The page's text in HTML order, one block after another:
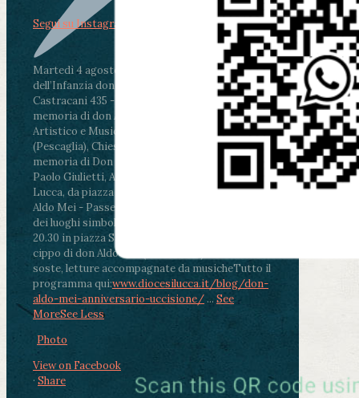
Martedì 4 agosto2026
ore 11:30 - Lucca, Scuola
dell’Infanzia don Aldo Mei - Viale Castruccio
Castracani 435 - Inaugurazione murales in
memoria di don Aldo Mei curato dal Liceo
Artistico e Musicale “Passaglia”
ore 18 - Fiano
(Pescaglia), Chiesa parrocchiale - Messa in
memoria di Don Aldo Mei celebrata da mons.
Paolo Giulietti, Arcivescovo di Lucca
ore 20.30 -
Lucca, da piazza San Michele al Cippo di don
Aldo Mei - Passeggiata della Memoria in alcuni
dei luoghi simbolo della città. Ritrovo alle ore
20.30 in piazza San Michele con conclusione al
cippo di don Aldo Mei (Porta Elisa). Durante le
soste, letture accompagnate da musicheTutto il
programma qui:www.diocesilucca.it/blog/don-
aldo-mei-anniversario-uccisione/ ... See
MoreSee Less
Photo
View on Facebook
· Share
Segui su Instagram